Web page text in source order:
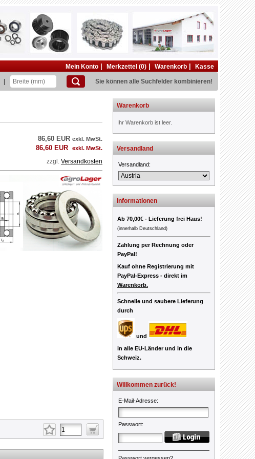
Mein Konto Merkzettel (0) Warenkorb Kasse
Sie können alle Suchfelder kombinieren!
86,60 EUR exkl. MwSt.
86,60 EUR exkl. MwSt.
zzgl. Versandkosten
Warenkorb
Ihr Warenkorb ist leer.
Versandland
Versandland:
Informationen
Ab 70,00€ - Lieferung frei Haus!
(innerhalb Deutschland)
Zahlung per Rechnung oder
PayPal!
Kauf ohne Registrierung mit
PayPal-Express - direkt im
Warenkorb.
Schnelle und saubere Lieferung
durch
und
in alle EU-Länder und in die
Schweiz.
Willkommen zurück!
E-Mail-Adresse:
Passwort: